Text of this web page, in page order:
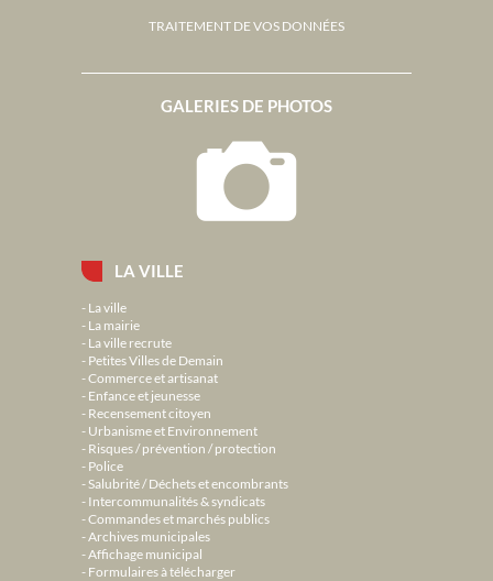
LA VILLE
La ville
La mairie
La ville recrute
Petites Villes de Demain
Commerce et artisanat
Enfance et jeunesse
Recensement citoyen
Urbanisme et Environnement
Risques / prévention / protection
Police
Salubrité / Déchets et encombrants
Intercommunalités & syndicats
Commandes et marchés publics
Archives municipales
Affichage municipal
Formulaires à télécharger
GALERIES DE PHOTOS
TRAITEMENT DE VOS DONNÉES